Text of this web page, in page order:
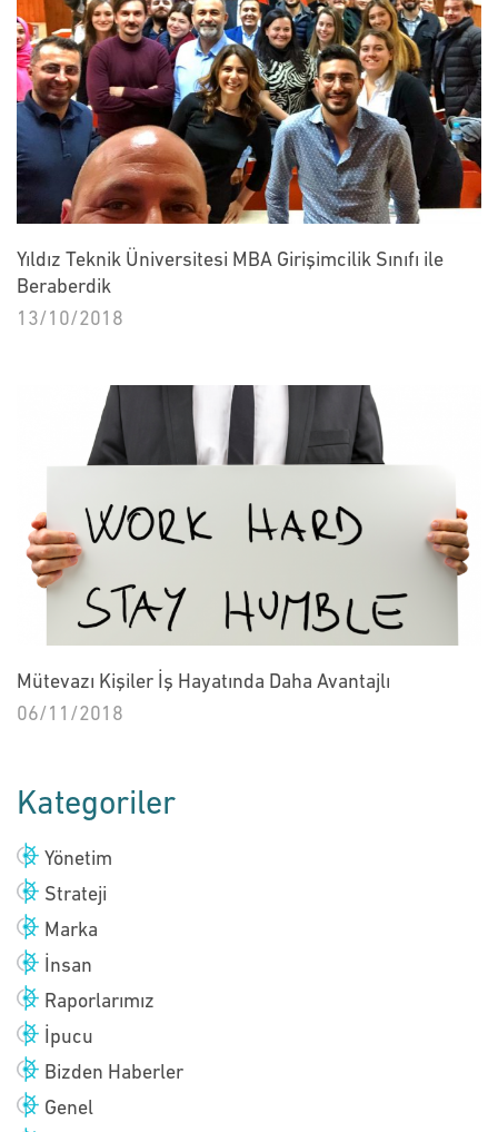
Yıldız Teknik Üniversitesi MBA Girişimcilik Sınıfı ile
Beraberdik
13/10/2018
Mütevazı Kişiler İş Hayatında Daha Avantajlı
06/11/2018
Kategoriler
Yönetim
Strateji
Marka
İnsan
Raporlarımız
İpucu
Bizden Haberler
Genel